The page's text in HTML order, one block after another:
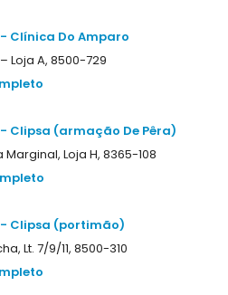
Clínica Do Amparo
Loja A, 8500-729
Clipsa (armação De Pêra)
Loja H, 8365-108
- Clipsa (portimão)
Lt. 7/9/11, 8500-310